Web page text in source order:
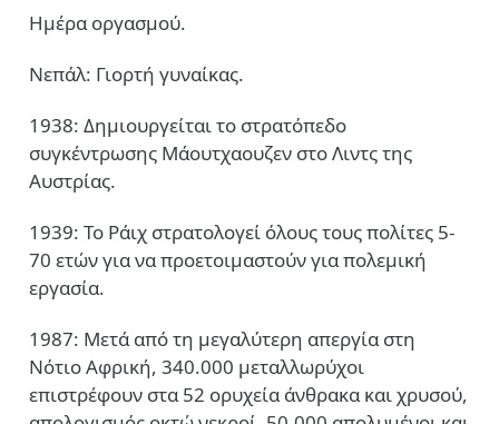
Ημέρα οργασμού.
Νεπάλ: Γιορτή γυναίκας.
1938: Δημιουργείται το στρατόπεδο
συγκέντρωσης Μάουτχαουζεν στο Λιντς της
Αυστρίας.
1939: Το Ράιχ στρατολογεί όλους τους πολίτες 5-
70 ετών για να προετοιμαστούν για πολεμική
εργασία.
1987: Μετά από τη μεγαλύτερη απεργία στη
Νότιο Αφρική, 340.000 μεταλλωρύχοι
επιστρέφουν στα 52 ορυχεία άνθρακα και χρυσού,